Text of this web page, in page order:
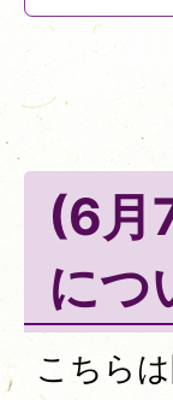
(6月
につ
こちら